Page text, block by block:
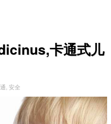
卡通式儿
安全